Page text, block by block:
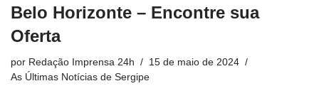
Belo Horizonte – Encontre sua
Oferta
por Redação Imprensa 24h
15 de maio de 2024
As Últimas Notícias de Sergipe